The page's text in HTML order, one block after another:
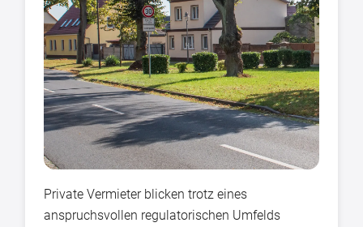
Private Vermieter blicken trotz eines
anspruchsvollen regulatorischen Umfelds